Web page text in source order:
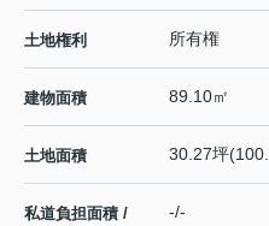
土地権利 所有権
建物面積 89.10㎡
土地面積 30.27坪
私道負担面積 /
-/-